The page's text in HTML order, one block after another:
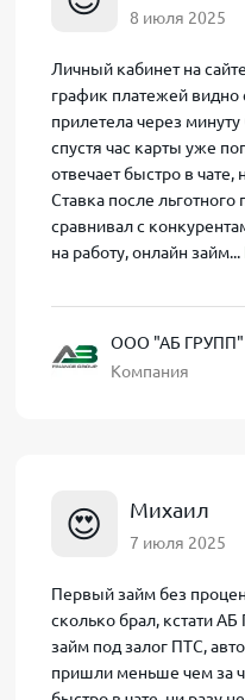
реквизиты
сотрудничает с
– в течение
до
8 июля 2025
Личный кабинет на
график платежей видно
прилетела через
спустя час карты уже
отвечает быстро в
Ставка после льготного
сравнивал с
на работу, онлайн займ...
ООО "АБ ГРУПП"
Компания
😍 Михаил
7 июля 2025
Первый займ без
сколько брал, кстати
займ под залог ПТС,
пришли меньше чем за